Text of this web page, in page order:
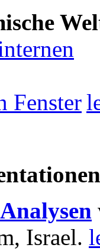
Israel.